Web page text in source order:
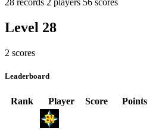
Level 28
2 scores
Leaderboard
Rank Player Score Points